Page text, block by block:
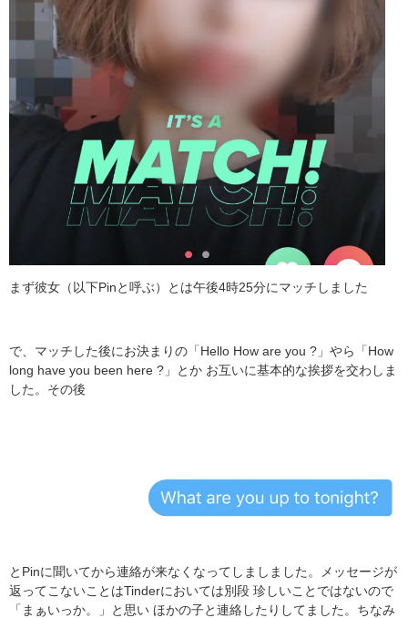
まず彼女（以下Pinと呼ぶ）とは午後4時25分にマッチしました
で、マッチした後にお決まりの「Hello How are you ?」やら「How
long have you been here ?」とか お互いに基本的な挨拶を交わしま
した。その後
とPinに聞いてから連絡が来なくなってしましました。メッセージが
返ってこないことはTinderにおいては別段 珍しいことではないので
「まぁいっか。」と思い ほかの子と連絡したりしてました。ちなみ